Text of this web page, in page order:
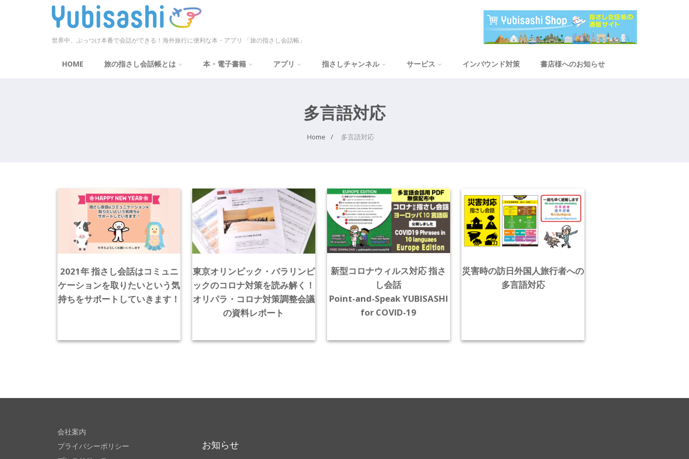
世界中、ぶっつけ本番で会話ができる！海外旅行に便利な本・アプリ 「旅の指さし会話帳」
HOME 旅の指さし会話帳とは 本・電子書籍 アプリ 指さしチャンネル サービス インバウンド対策 書店様へのお知らせ
多言語対応
Home 多言語対応
2021年 指さし会話はコミュニ
ケーションを取りたいという気
持ちをサポートしていきます！
東京オリンピック・パラリンピ
ックのコロナ対策を読み解く！
オリパラ・コロナ対策調整会議
の資料レポート
新型コロナウィルス対応 指さ
し会話
Point-and-Speak YUBISASHI
for COVID-19
災害時の訪日外国人旅行者への
多言語対応
会社案内
プライバシーポリシー
お知らせ